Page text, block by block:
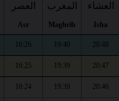
العصر
Asr
المغرب
Maghrib
العشاء
Isha
16:26 19:40 20:48
16:25 19:39 20:47
16:24 19:39 20:46